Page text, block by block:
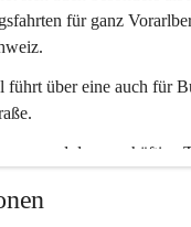
für ganz
führt über eine auch für
nur, und das geschäftige